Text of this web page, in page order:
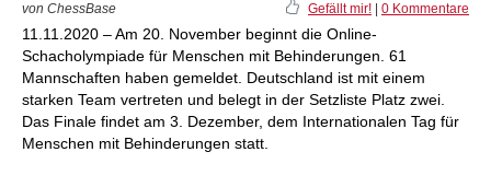
von ChessBase Gefällt mir! 0 Kommentare
11.11.2020 – Am 20. November beginnt die Online-
Schacholympiade für Menschen mit Behinderungen. 61
Mannschaften haben gemeldet. Deutschland ist mit einem
starken Team vertreten und belegt in der Setzliste Platz zwei.
Das Finale findet am 3. Dezember, dem Internationalen Tag für
Menschen mit Behinderungen statt.